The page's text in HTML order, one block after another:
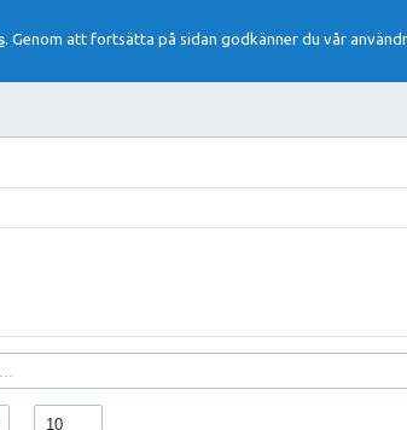
. Genom att fortsätta på sidan godkänner du vår
10